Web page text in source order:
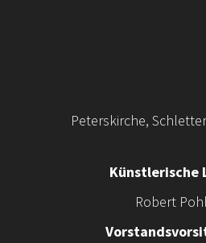
Peterskirche,
Künstlerische
Robert